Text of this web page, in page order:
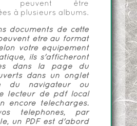
peuvent être
à plusieurs albums.
documents de cette
être au format
votre équipement
ils s'afficheront
dans la page du
dans un onglet
du navigateur ou
lecteur de pdf local
encore téléchargés.
téléphones, par
un PDF est d'abord